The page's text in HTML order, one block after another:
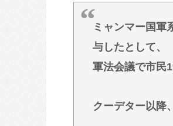
中傷
軍事アナリスト
最強の調味料は
ミャンマー国軍
与したとして、
軍法会議で市民
クーデター以降